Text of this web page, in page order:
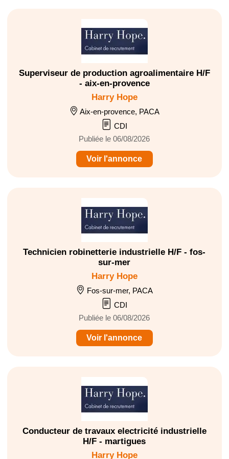
Superviseur de production agroalimentaire H/F
- aix-en-provence
Harry Hope
Aix-en-provence, PACA
CDI
Publiée le 06/08/2026
Voir l'annonce
Technicien robinetterie industrielle H/F - fos-
sur-mer
Harry Hope
Fos-sur-mer, PACA
CDI
Publiée le 06/08/2026
Voir l'annonce
Conducteur de travaux electricité industrielle
H/F - martigues
Harry Hope